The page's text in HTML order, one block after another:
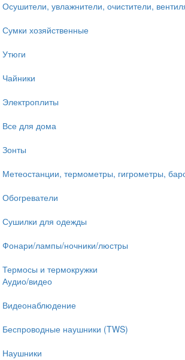
Осушители, увлажнители, очистители,
Сумки хозяйственные
Утюги
Чайники
Электроплиты
Все для дома
Зонты
Метеостанции, термометры, гигрометры,
Обогреватели
Сушилки для одежды
Фонари/лампы/ночники/люстры
Термосы и термокружки
Аудио/видео
Видеонаблюдение
Беспроводные наушники (TWS)
Наушники